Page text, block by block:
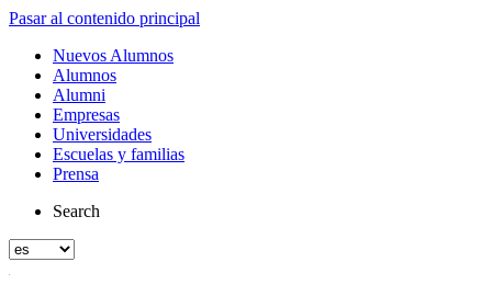
Pasar al contenido principal
Nuevos Alumnos
Alumnos
Alumni
Empresas
Universidades
Escuelas y familias
Prensa
Search